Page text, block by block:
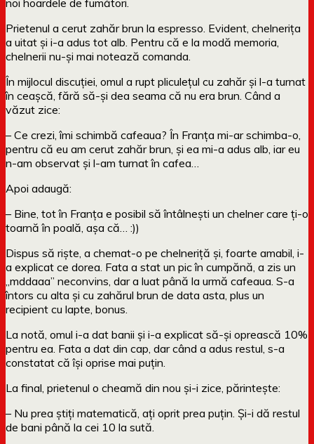
Prietenul a cerut zahăr brun la espresso. Evident, chelnerița
a uitat și i-a adus tot alb. Pentru că e la modă memoria,
chelnerii nu-și mai notează comanda.
În mijlocul discuției, omul a rupt pliculețul cu zahăr și l-a turnat
în ceașcă, fără să-și dea seama că nu era brun. Când a
văzut zice:
– Ce crezi, îmi schimbă cafeaua? În Franța mi-ar schimba-o,
pentru că eu am cerut zahăr brun, și ea mi-a adus alb, iar eu
n-am observat și l-am turnat în cafea…
Apoi adaugă:
– Bine, tot în Franța e posibil să întâlnești un chelner care ți-o
toarnă în poală, așa că… :))
Dispus să riște, a chemat-o pe chelneriță și, foarte amabil, i-
a explicat ce dorea. Fata a stat un pic în cumpănă, a zis un
„mddaaa” neconvins, dar a luat până la urmă cafeaua. S-a
întors cu alta și cu zahărul brun de data asta, plus un
recipient cu lapte, bonus.
La notă, omul i-a dat banii și i-a explicat să-și oprească 10%
pentru ea. Fata a dat din cap, dar când a adus restul, s-a
constatat că își oprise mai puțin.
La final, prietenul o cheamă din nou și-i zice, părintește:
– Nu prea știți matematică, ați oprit prea puțin. Și-i dă restul
de bani până la cei 10 la sută.